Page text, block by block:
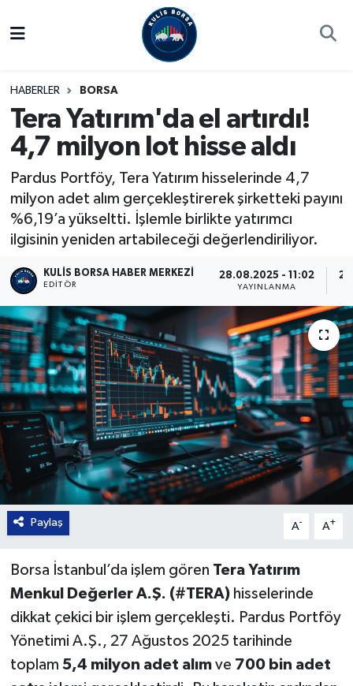
HABERLER BORSA
Tera Yatırım'da el artırdı!
4,7 milyon lot hisse aldı
Pardus Portföy, Tera Yatırım hisselerinde 4,7
milyon adet alım gerçekleştirerek şirketteki payını
%6,19’a yükseltti. İşlemle birlikte yatırımcı
ilgisinin yeniden artabileceği değerlendiriliyor.
KULIS BORSA HABER MERKEZI
EDITÖR
28.08.2025 - 11:02
YAYINLANMA
Paylaş A- A+
Borsa İstanbul’da işlem gören Tera Yatırım
Menkul Değerler A.Ş. (#TERA)hisselerinde
dikkat çekici bir işlem gerçekleşti. Pardus Portföy
Yönetimi A.Ş., 27 Ağustos 2025 tarihinde
toplam 5,4 milyon adet alımve 700 bin adet
Kulis Haber
Halka Arzlar
Ekonomi
Süper Lig Puan Durumu ve Fikstür
Tüm Manşetler
Son Dakika Haberleri